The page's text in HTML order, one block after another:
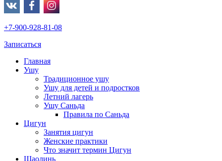
+7-900-928-81-08
Записаться
Главная
Ушу
Традиционное ушу
Ушу для детей и подростков
Летний лагерь
Ушу Саньда
Правила по Саньда
Цигун
Занятия цигун
Женские практики
Что значит термин Цигун
Шаолинь